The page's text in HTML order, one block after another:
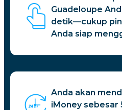
Guadeloupe
detik—cukup
Anda siap
Anda akan
iMoney sebesar